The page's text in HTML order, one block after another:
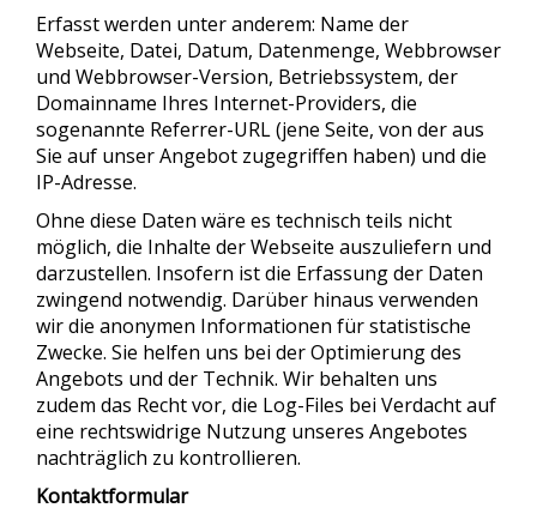
Erfasst werden unter anderem: Name der
Webseite, Datei, Datum, Datenmenge, Webbrowser
und Webbrowser-Version, Betriebssystem, der
Domainname Ihres Internet-Providers, die
sogenannte Referrer-URL (jene Seite, von der aus
Sie auf unser Angebot zugegriffen haben) und die
IP-Adresse.
Ohne diese Daten wäre es technisch teils nicht
möglich, die Inhalte der Webseite auszuliefern und
darzustellen. Insofern ist die Erfassung der Daten
zwingend notwendig. Darüber hinaus verwenden
wir die anonymen Informationen für statistische
Zwecke. Sie helfen uns bei der Optimierung des
Angebots und der Technik. Wir behalten uns
zudem das Recht vor, die Log-Files bei Verdacht auf
eine rechtswidrige Nutzung unseres Angebotes
nachträglich zu kontrollieren.
Kontaktformular